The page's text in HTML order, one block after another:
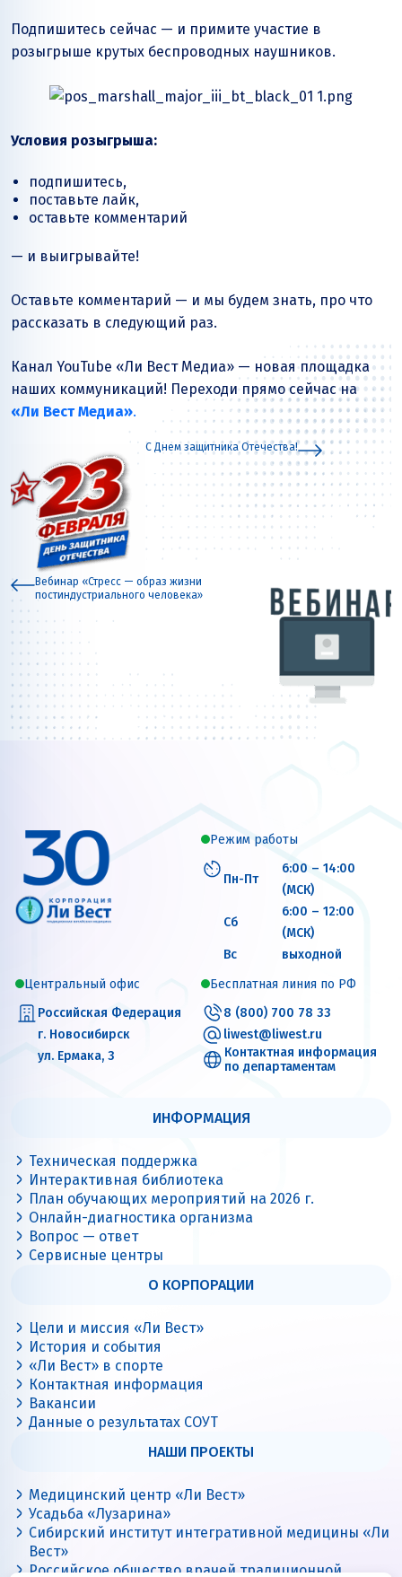
Подпишитесь сейчас — и примите участие в
розыгрыше крутых беспроводных наушников.
Условия розыгрыша:
подпишитесь,
поставьте лайк,
оставьте комментарий
— и выигрывайте!
Оставьте комментарий — и мы будем знать, про что
рассказать в следующий раз.
Канал YouTube «Ли ВестМедиа» — новая площадка
наших коммуникаций! Переходи прямо сейчас на
«Ли Вест Медиа».
Вебинар «Стресс — образ жизни
постиндустриального человека»
С Днем защитника Отечества!
Режим работы
Пн-Пт
6:00 – 14:00
(МСК)
Сб
6:00 – 12:00
(МСК)
Вс
выходной
Центральный офис
Российская Федерация
г. Новосибирск
ул. Ермака, 3
Бесплатная линия по РФ
8 (800) 700 78 33
liwest@liwest.ru
Контактная информация
по департаментам
ИНФОРМАЦИЯ
Техническая поддержка
Интерактивная библиотека
План обучающих мероприятий на 2026 г.
Онлайн-диагностика организма
Вопрос — ответ
Сервисные центры
О КОРПОРАЦИИ
Цели и миссия «Ли Вест»
История и события
«Ли Вест» в спорте
Контактная информация
Вакансии
Данные о результатах СОУТ
НАШИ ПРОЕКТЫ
Медицинский центр «Ли Вест»
Усадьба «Лузарина»
Сибирский институт интегративной медицины «Ли
Вест»
Российское общество врачей традиционной